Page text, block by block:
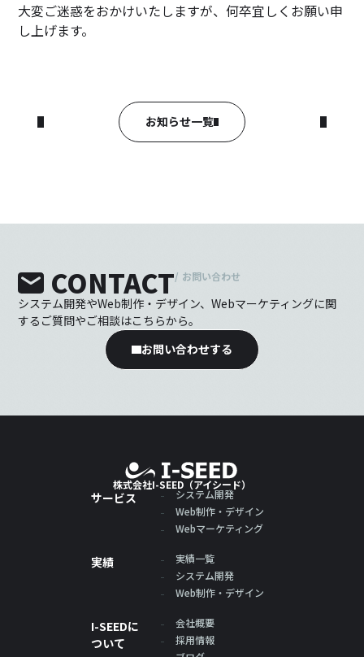
大変ご迷惑をおかけいたしますが、何卒宜しくお願い申
し上げます。
お知らせ一覧
CONTACT/ お問い合わせ
システム開発やWeb制作・デザイン、Webマーケティングに関
するご質問やご相談はこちらから。
お問い合わせする
株式会社I-SEED（アイシード）
サービス
システム開発
Web制作・デザイン
Webマーケティング
実績
実績一覧
システム開発
Web制作・デザイン
I-SEEDに
ついて
会社概要
採用情報